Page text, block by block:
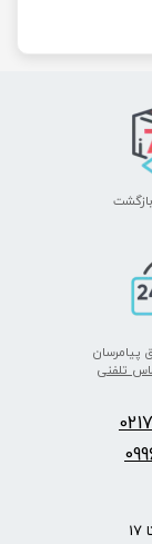
پیامرسان
تلفنی
0